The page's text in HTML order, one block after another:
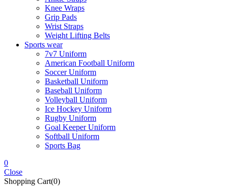
Knee Wraps
Grip Pads
Wrist Straps
Weight Lifting Belts
Sports wear
7v7 Uniform
American Football Uniform
Soccer Uniform
Basketball Uniform
Baseball Uniform
Volleyball Uniform
Ice Hockey Uniform
Rugby Uniform
Goal Keeper Uniform
Softball Uniform
Sports Bag
0
Close
Shopping Cart(0)